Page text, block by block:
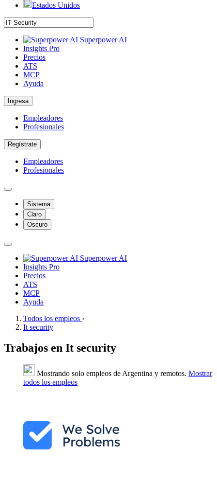
Estados Unidos
Superpower AI
Insights Pro
Precios
ATS
MCP
Ayuda
Ingresa
Empleadores
Profesionales
Regístrate
Empleadores
Profesionales
Sistema
Claro
Oscuro
Superpower AI
Insights Pro
Precios
ATS
MCP
Ayuda
Todos los empleos ›
It security
Trabajos en It security
Mostrando solo empleos de Argentina y remotos. Mostrar
todos los empleos